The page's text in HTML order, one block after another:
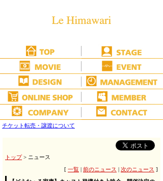
チケット転売・譲渡について
トップ> ニュース
[ 一覧 前のニュース 次のニュース ]